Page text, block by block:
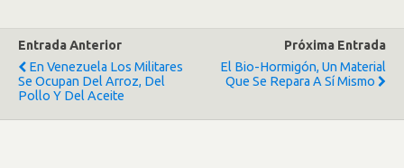
Entrada Anterior
En Venezuela Los Militares
Se Ocupan Del Arroz, Del
Pollo Y Del Aceite
Próxima Entrada
El Bio-Hormigón, Un Material
Que Se Repara A Sí Mismo